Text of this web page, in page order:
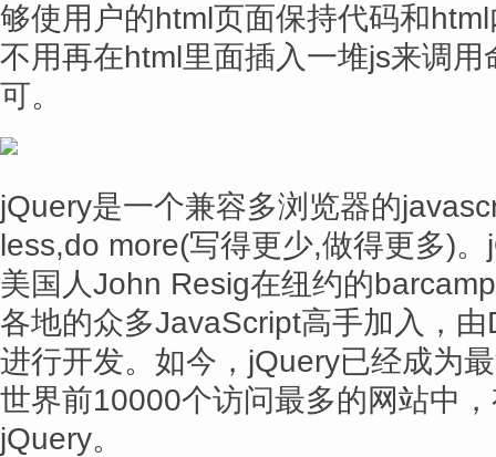
够使用户的html页面保持代码和
不用再在html里面插入一堆js来调
可。
jQuery是一个兼容多浏览器的
less,do more(写得更少,做得更多)
美国人John Resig在纽约的
各地的众多JavaScript高手加入，
进行开发。如今，jQuery已经成为
世界前10000个访问最多的网站中
jQuery。